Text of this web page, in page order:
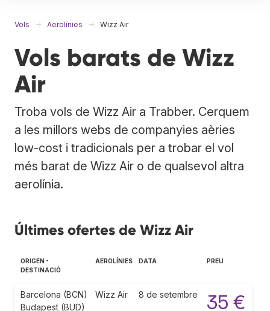
Vols Aerolínies Wizz Air
Vols barats de Wizz
Air
Troba vols de Wizz Air a Trabber. Cerquem
a les millors webs de companyies aèries
low-cost i tradicionals per a trobar el vol
més barat de Wizz Air o de qualsevol altra
aerolínia.
Últimes ofertes de Wizz Air
ORIGEN -
DESTINACIÓ
AEROLÍNIES DATA PREU
Barcelona (BCN)
Budapest (BUD)
Wizz Air 8 de setembre 35 €